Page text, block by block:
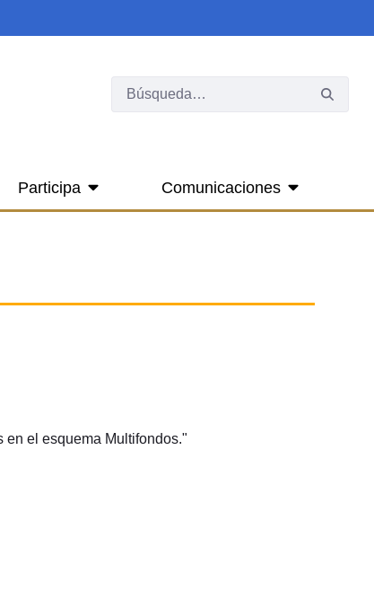
Participa Comunicaciones
el esquema Multifondos."